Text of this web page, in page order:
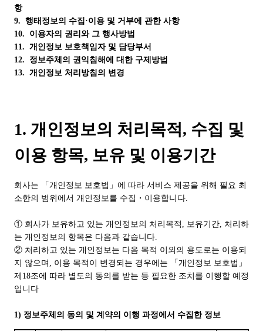
항
9. 행태정보의 수집·이용 및 거부에 관한 사항
10.
이용자의 권리와 그 행사방법
11. 개인정보 보호책임자 및 담당부서
12.
정보주체의 권익침해에 대한 구제방법
13. 개인정보 처리방침의 변경
1. 개인정보의 처리목적, 수집 및
이용 항목, 보유 및 이용기간
회사는 「개인정보 보호법」에 따라 서비스 제공을 위해 필요 최
소한의 범위에서 개인정보를 수집・이용합니다.
① 회사가 보유하고 있는 개인정보의 처리목적, 보유기간, 처리하
는 개인정보의 항목은 다음과 같습니다.
② 처리하고 있는 개인정보는 다음 목적 이외의 용도로는 이용되
지 않으며, 이용 목적이 변경되는 경우에는 「개인정보 보호법」
제18조에 따라 별도의 동의를 받는 등 필요한 조치를 이행할 예정
입니다
1) 정보주체의 동의 및 계약의 이행 과정에서 수집한 정보